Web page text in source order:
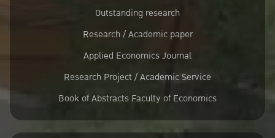
Outstanding research
Research / Academic paper
Applied Economics Journal
Research Project / Academic Service
Book of Abstracts Faculty of Economics